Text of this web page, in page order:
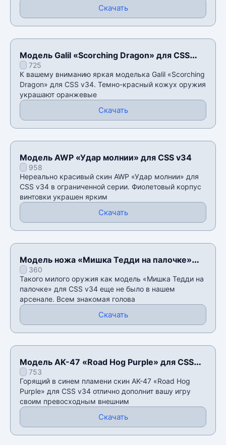
Скачать
Модель Galil «Scorching Dragon» для CSS
v34725
К вашему вниманию яркая моделька Galil «Scorching
Dragon» для CSS v34. Темно-красный кожух оружия
украшают оранжевые
Скачать
Модель AWP «Удар молнии» для CSS v34
958
Нереально красивый скин AWP «Удар молнии» для
CSS v34 в ограниченной серии. Фиолетовый корпус
винтовки украшен ярким
Скачать
Модель ножа «Мишка Тедди на палочке»
для CSS v34
360
Такого милого оружия как модель «Мишка Тедди на
палочке» для CSS v34 еще не было в нашем
арсенале. Всем знакомая голова
Скачать
Модель AK-47 «Road Hog Purple» для CSS
v34753
Горящий в синем пламени скин AK-47 «Road Hog
Purple» для CSS v34 отлично дополнит вашу игру
своим превосходным внешним
Скачать